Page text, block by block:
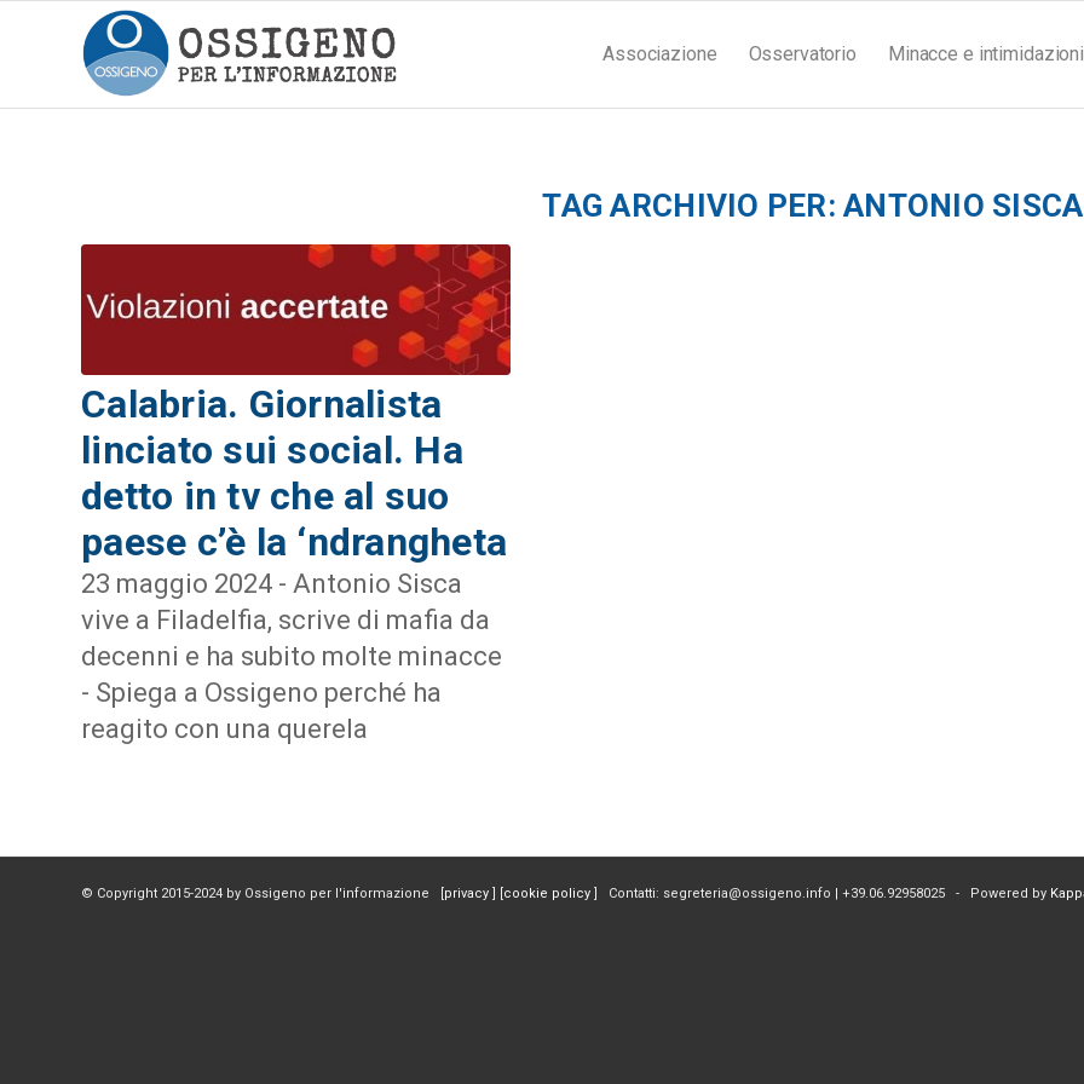
Associazione Osservatorio Minacce e intimidazioni
TAG ARCHIVIO PER:ANTONIO SISCA
Calabria. Giornalista
linciato sui social. Ha
detto in tv che al suo
paese c’è la ‘ndrangheta
23 maggio 2024 - Antonio Sisca
vive a Filadelfia, scrive di mafia da
decenni e ha subito molte minacce
- Spiega a Ossigeno perché ha
reagito con una querela
© Copyright 2015-2024 by Ossigeno per l'informazione [privacy ] [cookie policy ] Contatti: segreteria@ossigeno.info | +39.06.92958025 - Powered by